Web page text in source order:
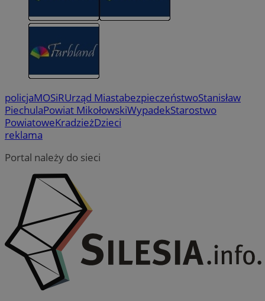
policjaMOSiRUrząd MiastabezpieczeństwoStanisław
PiechulaPowiat MikołowskiWypadekStarostwo
PowiatoweKradzieżDzieci
reklama
Portal należy do sieci